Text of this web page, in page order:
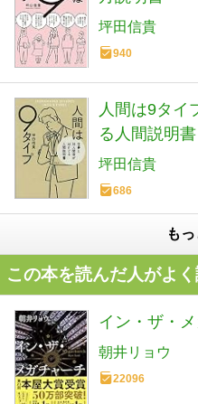
坪田信貴
940
人間は9タイ
る人間説明書
坪田信貴
686
も
この本を読んだ人がよ
イン・ザ・
朝井リョウ
22096